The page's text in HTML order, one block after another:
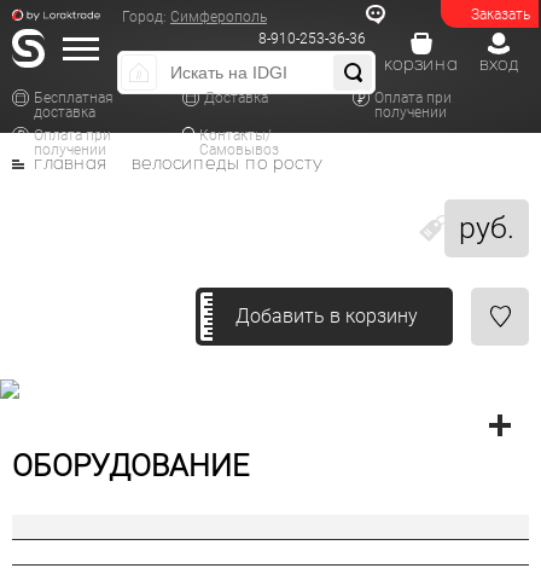
Заказать
Город: Симферополь
8-910-253-36-36
Бесплатная
доставка
Доставка
Оплата при
получении
Оплата при
получении
Контакты/
Самовывоз
вход
корзина
руб.
главная велосипеды по росту
Добавить в корзину
ОБОРУДОВАНИЕ